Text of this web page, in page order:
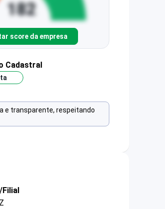
score da empresa
Cadastral
e transparente, respeitando